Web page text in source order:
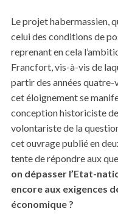
Le projet habermassien,
celui des conditions de
reprenant en cela
Francfort, vis-à-vis de
partir des années quatre-
cet éloignement se
conception historiciste
volontariste de la
cet ouvrage publié en
tente de répondre aux
on dépasser l’Etat-
encore aux exigences
économique ?